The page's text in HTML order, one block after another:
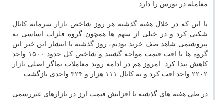
معامله در بورس را دارد.
با این كه در خلال هفته گذشته هر روز شاخص بازار
سرمایه كانال
شكنی كرد و در خیلی از سهم ها همچون گروه فلزات اساسی به
پتروشیمی شاهد صف خرید بودیم، روز گذشته با انتشار این خبر این
گروه ها با افت قیمت مواجه گشتند و شاخص كل حدود ۱۵۰۰ واحد
كاهش پیدا كرد. امروز هم در ادامه روند معاملات نماگر اصلی بازار
۲۲۰۲ واحد افت كرد و به كانال ۱۱۱ هزار و ۳۲۴ واحدی بازگشت.
در طی هفته های گذشته با افزایش قیمت ارز در بازارهای غیررسمی